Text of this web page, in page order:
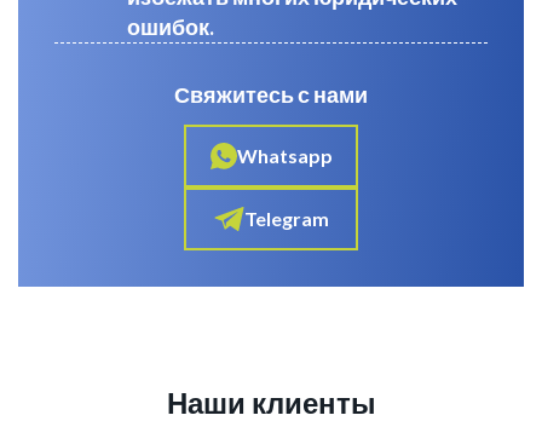
ошибок.
Свяжитесь с нами
Whatsapp
Telegram
Наши клиенты